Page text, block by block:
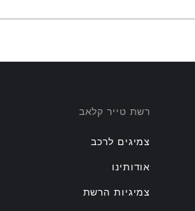
רשת טייר קלאב
צמיגים לרכב
אודותינו
צמיגיות הרשת